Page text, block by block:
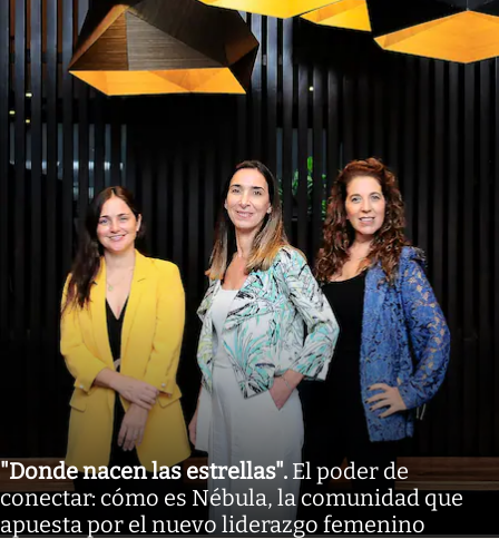
"Donde nacen las estrellas". El poder de
conectar: cómo es Nébula, la comunidad que
apuesta por el nuevo liderazgo femenino